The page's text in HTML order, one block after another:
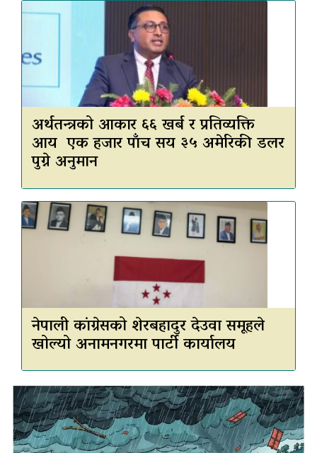
अर्थतन्त्रको आकार ६६ खर्ब र प्रतिव्यक्ति
आय एक हजार पाँच सय ३५ अमेरिकी डलर
पुग्ने अनुमान
नेपाली कांग्रेसको शेरबहादुर देउवा समूहले
खोल्यो अनामनगरमा पार्टी कार्यालय